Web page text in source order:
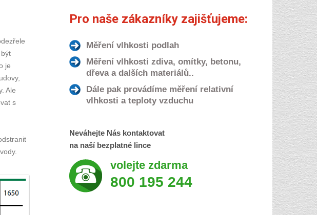
je
Ale
s
Pro naše zákazníky zajišťujeme:
Měření vlhkosti podlah
Měření vlhkosti zdiva, omítky, betonu,
dřeva a dalších materiálů..
Dále pak provádíme měření relativní
vlhkosti a teploty vzduchu
Neváhejte Nás kontaktovat
na naší bezplatné lince
volejte zdarma
800 195 244